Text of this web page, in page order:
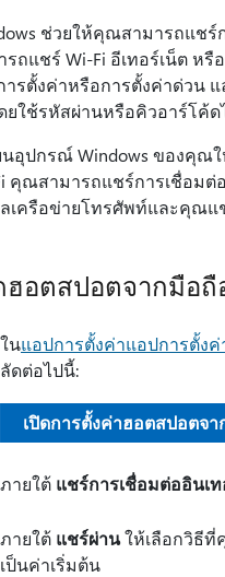
ช่วยให้คุณสามารถแช
รถแชร์ Wi-Fi อีเทอร์เน็ต ห
ารตั้งค่าหรือการตั้งค่าด่วน
ยใช้รหัสผ่านหรือคิวอาร์โค้ด
นอุปกรณ์ Windows ของคุณ
คุณสามารถแชร์การเชื่อม
เครือข่ายโทรศัพท์และคุณ
ฮอตสปอตจากมือถื
ในแอปการตั้งค่าแอปการตั้งค่
ลัดต่อไปนี้:
เปิดการตั้งค่าฮอตสปอตจ
ภายใต้ แชร์การเชื่อมต่ออินเ
ภายใต้ แชร์ผ่านให้เลือกวิธีที่
เป็นค่าเริ่มต้น